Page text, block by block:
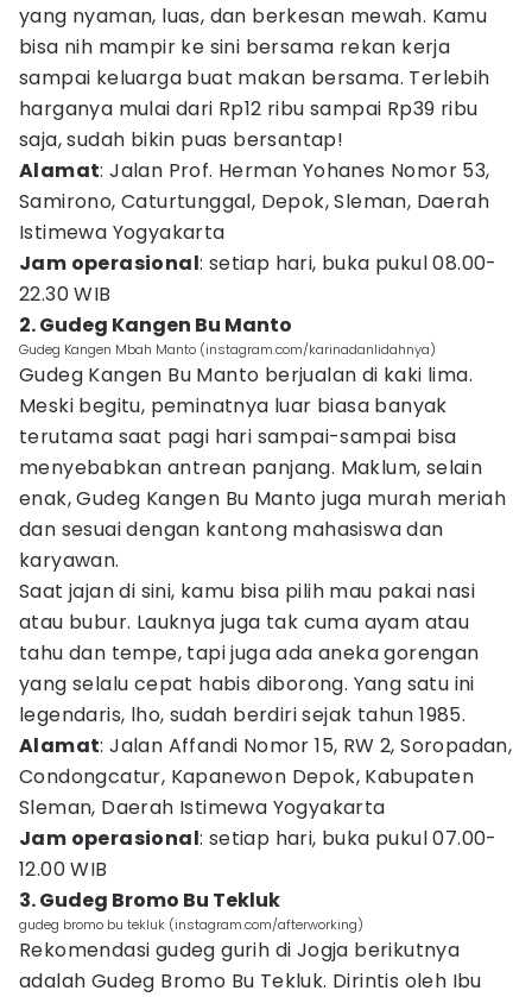
yang nyaman, luas, dan berkesan mewah. Kamu
bisa nih mampir ke sini bersama rekan kerja
sampai keluarga buat makan bersama. Terlebih
harganya mulai dari Rp12 ribu sampai Rp39 ribu
saja, sudah bikin puas bersantap!
Alamat: Jalan Prof. Herman Yohanes Nomor 53,
Samirono, Caturtunggal, Depok, Sleman, Daerah
Istimewa Yogyakarta
Jam operasional: setiap hari, buka pukul 08.00-
22.30 WIB
2. Gudeg Kangen Bu Manto
Gudeg Kangen Mbah Manto (instagram.com/karinadanlidahnya)
Gudeg Kangen Bu Manto berjualan di kaki lima.
Meski begitu, peminatnya luar biasa banyak
terutama saat pagi hari sampai-sampai bisa
menyebabkan antrean panjang. Maklum, selain
enak, Gudeg Kangen Bu Manto juga murah meriah
dan sesuai dengan kantong mahasiswa dan
karyawan.
Saat jajan di sini, kamu bisa pilih mau pakai nasi
atau bubur. Lauknya juga tak cuma ayam atau
tahu dan tempe, tapi juga ada aneka gorengan
yang selalu cepat habis diborong. Yang satu ini
legendaris, lho, sudah berdiri sejak tahun 1985.
Alamat: Jalan Affandi Nomor 15, RW 2, Soropadan,
Condongcatur, Kapanewon Depok, Kabupaten
Sleman, Daerah Istimewa Yogyakarta
Jam operasional: setiap hari, buka pukul 07.00-
12.00 WIB
3. Gudeg Bromo Bu Tekluk
gudeg bromo bu tekluk (instagram.com/afterworking)
Rekomendasi gudeg gurih di Jogja berikutnya
adalah Gudeg Bromo Bu Tekluk. Dirintis oleh Ibu